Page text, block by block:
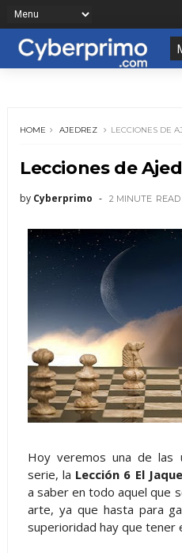
HOME AJEDREZ LECCIONES DE
Lecciones de
by Cyberprimo 2 MINUTE READ
Hoy veremos una de las
serie, la Lección 6 El
a saber en todo aquel que
arte, ya que hasta para
superioridad hay que tener